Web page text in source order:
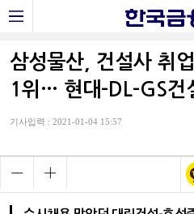
삼성물산, 건설사 취
1위… 현대-DL-GS건
기사입력 : 2021-01-04 15:57